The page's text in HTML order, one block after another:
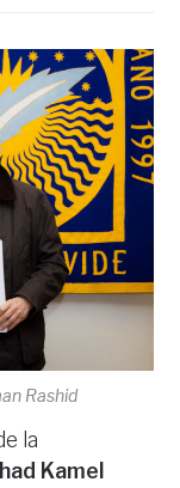
Rashid
la
Kamel